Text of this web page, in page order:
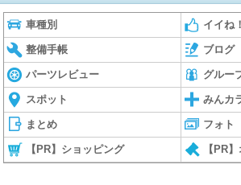
車種別 イイね！
整備手帳 ブログ
パーツレビュー グルー
スポット みんカ
まとめ フォト
【PR】ショッピング 【PR